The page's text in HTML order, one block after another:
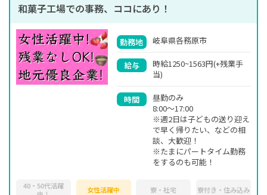
和菓子工場での事務、ココにあり！
勤務地 岐阜県各務原市
給与
時給1250~1563円(+残業手
当)
時間
昼勤のみ
8:00～17:00
※週2日は子どもの送り迎え
で早く帰りたい、などの相
談、大歓迎！
※たまにパートタイム勤務
をするのも可能！
40・50代活躍
女性活躍中 寮・社宅 寮付き・住み込み